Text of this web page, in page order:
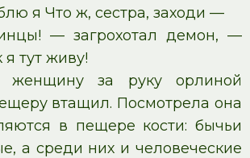
я Что ж, сестра, заходи —
— загрохотал демон, —
я тут живу!
женщину за руку орлиной
втащил. Посмотрела она
в пещере кости: бычьи
а среди них и человеческие